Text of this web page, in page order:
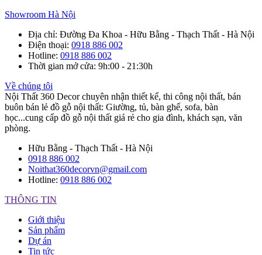
Showroom Hà Nội
Địa chỉ: Đường Đa Khoa - Hữu Bằng - Thạch Thất - Hà Nội
Điện thoại: 0918 886 002
Hotline: 0918 886 002
Thời gian mở cửa: 9h:00 - 21:30h
Về chúng tôi
Nội Thất 360 Decor chuyên nhận thiết kế, thi công nội thất, bán
buôn bán lẻ đồ gỗ nội thất: Giường, tủ, bàn ghế, sofa, bàn
học...cung cấp đồ gỗ nội thất giá rẻ cho gia đình, khách sạn, văn
phòng.
Hữu Bằng - Thạch Thất - Hà Nội
0918 886 002
Noithat360decorvn@gmail.com
Hotline: 0918 886 002
THÔNG TIN
Giới thiệu
Sản phẩm
Dự án
Tin tức